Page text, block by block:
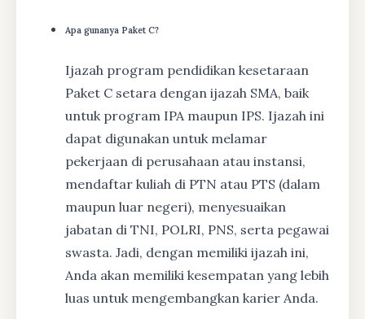
Apa gunanya Paket C?
Ijazah program pendidikan kesetaraan
Paket C setara dengan ijazah SMA, baik
untuk program IPA maupun IPS. Ijazah ini
dapat digunakan untuk melamar
pekerjaan di perusahaan atau instansi,
mendaftar kuliah di PTN atau PTS (dalam
maupun luar negeri), menyesuaikan
jabatan di TNI, POLRI, PNS, serta pegawai
swasta. Jadi, dengan memiliki ijazah ini,
Anda akan memiliki kesempatan yang lebih
luas untuk mengembangkan karier Anda.